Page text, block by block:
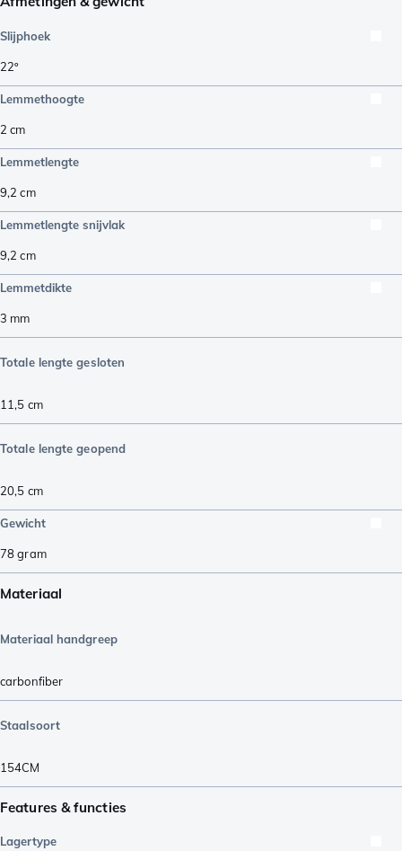
Slijphoek
22º
Lemmethoogte
2 cm
Lemmetlengte
9,2 cm
Lemmetlengte snijvlak
9,2 cm
Lemmetdikte
3 mm
Totale lengte gesloten
11,5 cm
Totale lengte geopend
20,5 cm
Gewicht
78gram
Materiaal
Materiaal handgreep
carbonfiber
Staalsoort
154CM
Features & functies
Lagertype